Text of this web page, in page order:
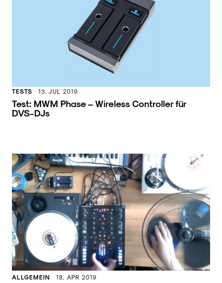
TESTS 13. JUL 2019
Test: MWM Phase – Wireless Controller für
DVS-DJs
ALLGEMEIN 18. APR 2019